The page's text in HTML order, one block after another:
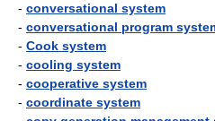
- conversational system
- conversational program
- Cook system
- cooling system
- cooperative system
- coordinate system